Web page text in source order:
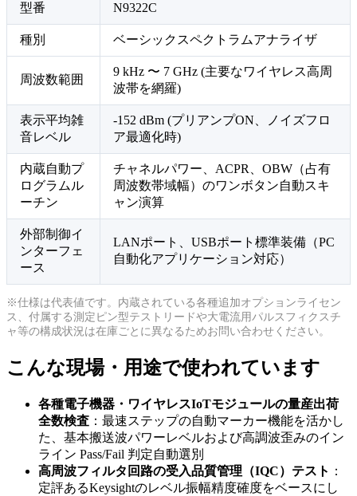
型番 N9322C
種別 ベーシックスペクトラムアナライザ
周波数範囲
9 kHz 〜 7 GHz (主要なワイヤレス高周
波帯を網羅)
表示平均雑
音レベル
-152 dBm (プリアンプON、ノイズフロ
ア最適化時)
内蔵自動プ
ログラムル
ーチン
チャネルパワー、ACPR、OBW（占有
周波数帯域幅）のワンボタン自動スキ
ャン演算
外部制御イ
ンターフェ
ース
LANポート、USBポート標準装備（PC
自動化アプリケーション対応）
※仕様は代表値です。内蔵されている各種追加オプションライセン
ス、付属する測定ピン型テストリードや大電流用パルスフィクスチ
ャ等の構成状況は在庫ごとに異なるためお問い合わせください。
こんな現場・用途で使われています
各種電子機器・ワイヤレスIoTモジュールの量産出荷
全数検査 ：最速ステップの自動マーカー機能を活かし
た、基本搬送波パワーレベルおよび高調波歪みのイン
ライン Pass/Fail 判定自動選別
高周波フィルタ回路の受入品質管理（IQC）テスト ：
定評あるKeysightのレベル振幅精度確度をベースにし